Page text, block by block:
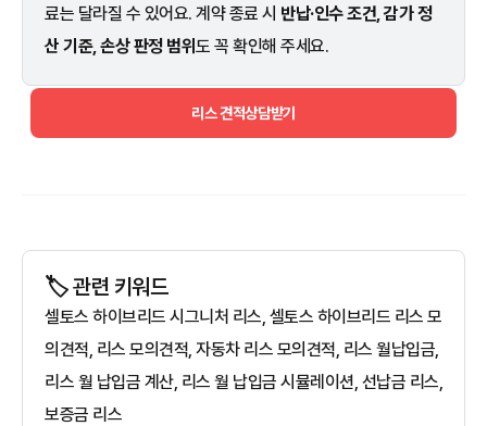
료는 달라질 수 있어요. 계약 종료 시 반납·인수 조건, 감가 정
산 기준, 손상 판정 범위도 꼭 확인해 주세요.
리스 견적상담받기
🏷️ 관련 키워드
셀토스 하이브리드 시그니처 리스, 셀토스 하이브리드 리스 모
의견적, 리스 모의견적, 자동차 리스 모의견적, 리스 월납입금,
리스 월 납입금 계산, 리스 월 납입금 시뮬레이션, 선납금 리스,
보증금 리스